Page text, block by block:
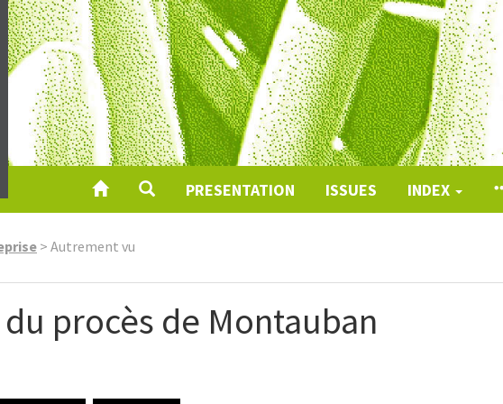
PRESENTATION ISSUES INDEX
> Autrement vu
procès de Montauban